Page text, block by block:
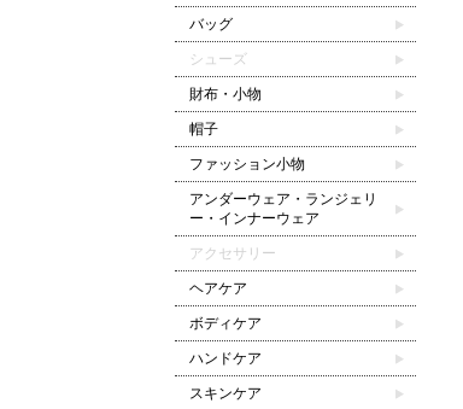
バッグ
シューズ
財布・小物
帽子
ファッション小物
アンダーウェア・ランジェリ
ー・インナーウェア
アクセサリー
ヘアケア
ボディケア
ハンドケア
スキンケア